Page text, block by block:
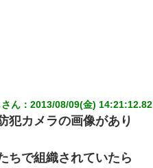
ん ：2013/08/09(金) 14:21:12.82
犯カメラの画像があり
ちで組織されていたら